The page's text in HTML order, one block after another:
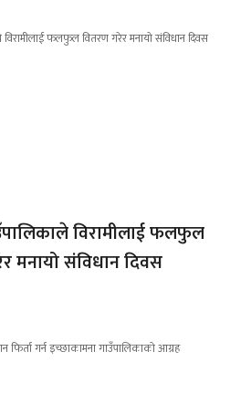
विरामीलाई फलफुल
मनायो संविधान दिवस